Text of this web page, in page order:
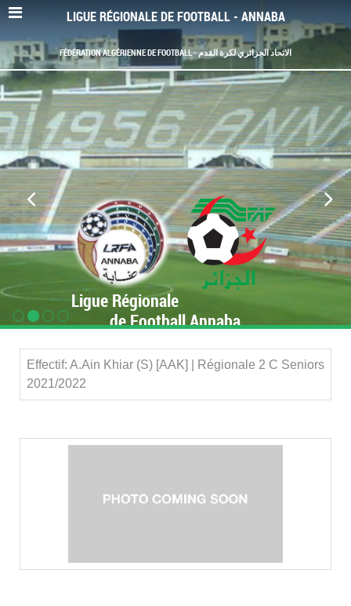
LIGUE RÉGIONALE DE FOOTBALL - ANNABA
FÉDÉRATION ALGÉRIENNE DE FOOTBALL - الاتحاد الجزائري لكرة القدم
Ligue Régionale
de Football Annaba
Effectif: A.Ain Khiar (S) [AAK] | Régionale 2 C Seniors
2021/2022